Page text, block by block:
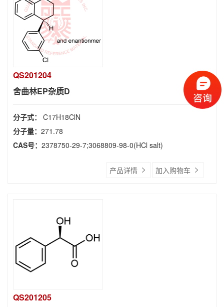
QS201204
舍曲林EP杂质D
分子式： C17H18ClN
分子量： 271.78
CAS号： 2378750-29-7;3068809-98-0(HCl salt)
产品详情 加入购物车
QS201205